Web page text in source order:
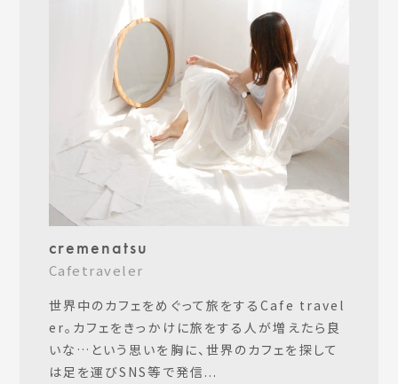
cremenatsu
Cafetraveler
世界中のカフェをめぐって旅をするCafe travel
er。カフェをきっかけに旅をする人が増えたら良
いな…という思いを胸に、世界のカフェを探して
は足を運びSNS等で発信...